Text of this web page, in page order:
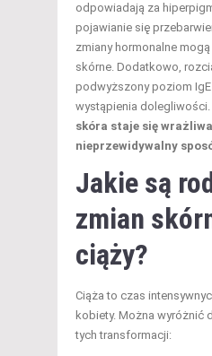
odpowiadają za
pojawianie się
zmiany hormonalne
skórne. Dodatkowo,
podwyższony poziom
wystąpienia dolegliwości.
skóra staje się
nieprzewidywalny
Jakie są
zmian
ciąży?
Ciąża to czas
kobiety. Można wyróżnić
tych transformacji: